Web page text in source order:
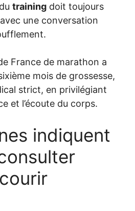
du training doit toujours
une conversation
France de marathon a
mois de grossesse,
strict, en privilégiant
et l’écoute du corps.
indiquent